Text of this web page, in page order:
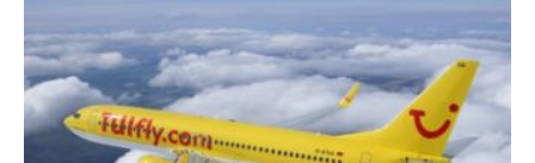
Touristiknews